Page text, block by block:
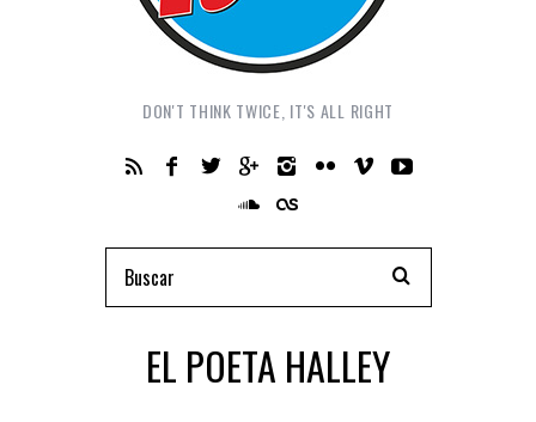
DON'T THINK TWICE, IT'S ALL RIGHT
EL POETA HALLEY